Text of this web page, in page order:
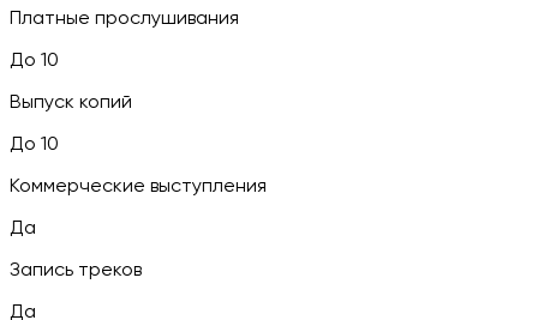
Платные прослушивания
До 10
Выпуск копий
До 10
Коммерческие выступления
Да
Запись треков
Да